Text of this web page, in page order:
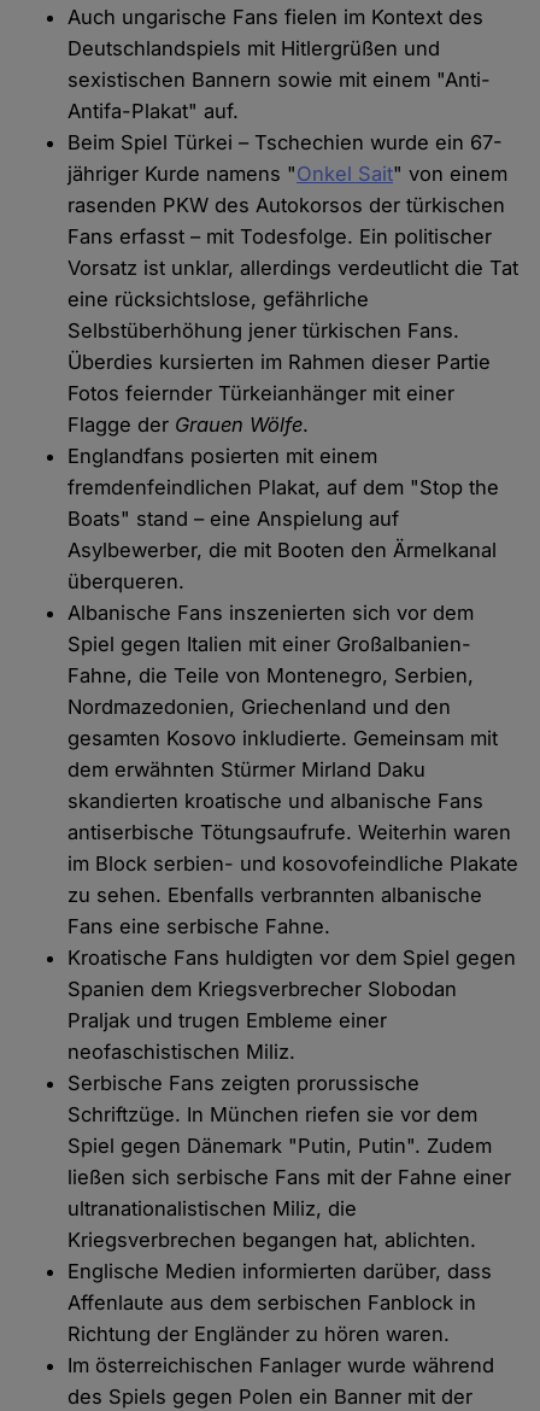
Auch ungarische Fans fielen im Kontext des
Deutschlandspiels mit Hitlergrüßen und
sexistischen Bannern sowie mit einem "Anti-
Antifa-Plakat" auf.
Beim Spiel Türkei – Tschechien wurde ein 67-
jähriger Kurde namens "Onkel Sait" von einem
rasenden PKW des Autokorsos der türkischen
Fans erfasst – mit Todesfolge. Ein politischer
Vorsatz ist unklar, allerdings verdeutlicht die Tat
eine rücksichtslose, gefährliche
Selbstüberhöhung jener türkischen Fans.
Überdies kursierten im Rahmen dieser Partie
Fotos feiernder Türkeianhänger mit einer
Flagge der Grauen Wölfe.
Englandfans posierten mit einem
fremdenfeindlichen Plakat, auf dem "Stop the
Boats" stand – eine Anspielung auf
Asylbewerber, die mit Booten den Ärmelkanal
überqueren.
Albanische Fans inszenierten sich vor dem
Spiel gegen Italien mit einer Großalbanien-
Fahne, die Teile von Montenegro, Serbien,
Nordmazedonien, Griechenland und den
gesamten Kosovo inkludierte. Gemeinsam mit
dem erwähnten Stürmer Mirland Daku
skandierten kroatische und albanische Fans
antiserbische Tötungsaufrufe. Weiterhin waren
im Block serbien- und kosovofeindliche Plakate
zu sehen. Ebenfalls verbrannten albanische
Fans eine serbische Fahne.
Kroatische Fans huldigten vor dem Spiel gegen
Spanien dem Kriegsverbrecher Slobodan
Praljak und trugen Embleme einer
neofaschistischen Miliz.
Serbische Fans zeigten prorussische
Schriftzüge. In München riefen sie vor dem
Spiel gegen Dänemark "Putin, Putin". Zudem
ließen sich serbische Fans mit der Fahne einer
ultranationalistischen Miliz, die
Kriegsverbrechen begangen hat, ablichten.
Englische Medien informierten darüber, dass
Affenlaute aus dem serbischen Fanblock in
Richtung der Engländer zu hören waren.
Im österreichischen Fanlager wurde während
des Spiels gegen Polen ein Banner mit der